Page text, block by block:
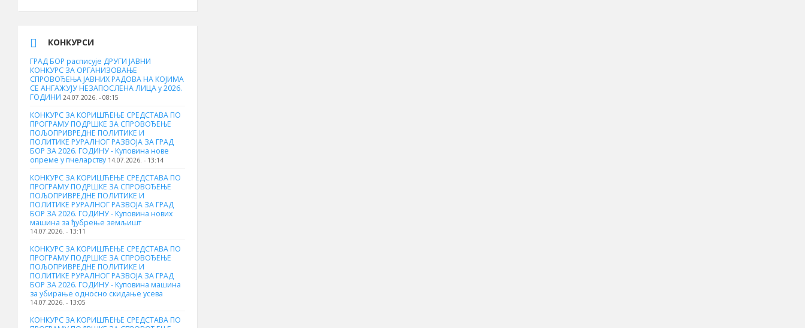
КОНКУРСИ
ГРАД БОР расписује ДРУГИ ЈАВНИ
КОНКУРС ЗА ОРГАНИЗОВАЊЕ
СПРОВОЂЕЊА ЈАВНИХ РАДОВА НА КОЈИМА
СЕ АНГАЖУЈУ НЕЗАПОСЛЕНА ЛИЦА у 2026.
ГОДИНИ 24.07.2026. - 08:15
КОНКУРС ЗА КОРИШЋЕЊЕ СРЕДСТАВА ПО
ПРОГРАМУ ПОДРШКЕ ЗА СПРОВОЂЕЊЕ
ПОЉОПРИВРЕДНЕ ПОЛИТИКЕ И
ПОЛИТИКЕ РУРАЛНОГ РАЗВОЈА ЗА ГРАД
БОР ЗА 2026. ГОДИНУ - Куповина нове
опреме у пчеларству 14.07.2026. - 13:14
КОНКУРС ЗА КОРИШЋЕЊЕ СРЕДСТАВА ПО
ПРОГРАМУ ПОДРШКЕ ЗА СПРОВОЂЕЊЕ
ПОЉОПРИВРЕДНЕ ПОЛИТИКЕ И
ПОЛИТИКЕ РУРАЛНОГ РАЗВОЈА ЗА ГРАД
БОР ЗА 2026. ГОДИНУ - Куповина нових
машина за ђубрење земљишт
14.07.2026. - 13:11
КОНКУРС ЗА КОРИШЋЕЊЕ СРЕДСТАВА ПО
ПРОГРАМУ ПОДРШКЕ ЗА СПРОВОЂЕЊЕ
ПОЉОПРИВРЕДНЕ ПОЛИТИКЕ И
ПОЛИТИКЕ РУРАЛНОГ РАЗВОЈА ЗА ГРАД
БОР ЗА 2026. ГОДИНУ - Куповинa машина
за убирање односно скидање усева
14.07.2026. - 13:05
КОНКУРС ЗА КОРИШЋЕЊЕ СРЕДСТАВА ПО